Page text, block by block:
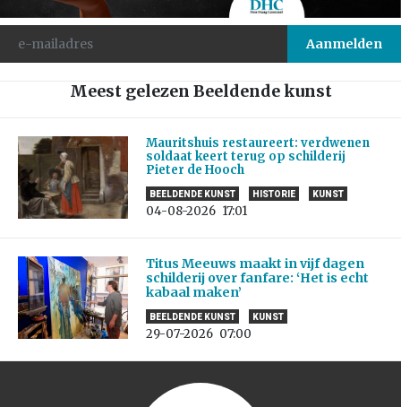
Meest gelezen Beeldende kunst
Mauritshuis restaureert: verdwenen
soldaat keert terug op schilderij
Pieter de Hooch
BEELDENDE KUNST HISTORIE KUNST
04-08-2026 17:01
Titus Meeuws maakt in vijf dagen
schilderij over fanfare: ‘Het is echt
kabaal maken’
BEELDENDE KUNST KUNST
29-07-2026 07:00